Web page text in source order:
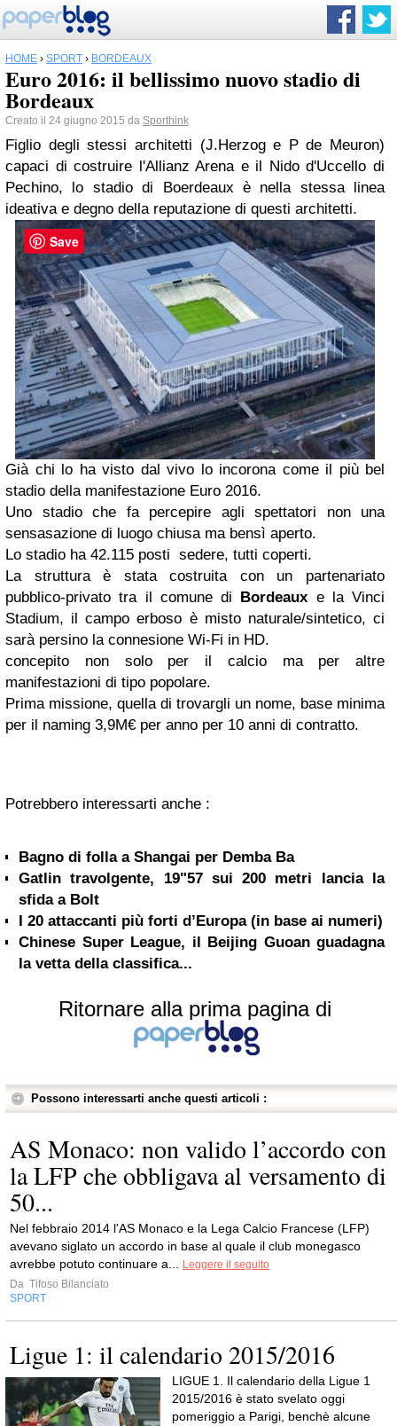
HOME › SPORT › BORDEAUX
Euro 2016: il bellissimo nuovo stadio di
Bordeaux
Creato il 24 giugno 2015 da Sporthink
Figlio degli stessi architetti (J.Herzog e P de Meuron)
capaci di costruire l'Allianz Arena e il Nido d'Uccello di
Pechino, lo stadio di Boerdeaux è nella stessa linea
ideativa e degno della reputazione di questi architetti.
Già chi lo ha visto dal vivo lo incorona come il più bel
stadio della manifestazione Euro 2016.
Uno stadio che fa percepire agli spettatori non una
sensasazione di luogo chiusa ma bensì aperto.
Lo stadio ha 42.115 posti sedere, tutti coperti.
La struttura è stata costruita con un partenariato
pubblico-privato tra il comune di
Bordeaux e la Vinci
Stadium, il campo erboso è misto naturale/sintetico, ci
sarà persino la connesione Wi-Fi in HD.
concepito non solo per il calcio ma per altre
manifestazioni di tipo popolare.
Prima missione, quella di trovargli un nome, base minima
per il naming 3,9M€ per anno per 10 anni di contratto.
Potrebbero interessarti anche :
Bagno di folla a Shangai per Demba Ba
Gatlin travolgente, 19"57 sui 200 metri lancia la
sfida a Bolt
I 20 attaccanti più forti d’Europa (in base ai numeri)
Chinese Super League, il Beijing Guoan guadagna
la vetta della classifica...
Ritornare alla prima pagina di
Possono interessarti anche questi articoli :
AS Monaco: non valido l’accordo con
la LFP che obbligava al versamento di
50...
Nel febbraio 2014 l'AS Monaco e la Lega Calcio Francese (LFP)
avevano siglato un accordo in base al quale il club monegasco
avrebbe potuto continuare a... Leggere il seguito
Da Tifoso Bilanciato
SPORT
Ligue 1: il calendario 2015/2016
LIGUE 1. Il calendario della Ligue 1
2015/2016 è stato svelato oggi
pomeriggio a Parigi, benchè alcune
Save